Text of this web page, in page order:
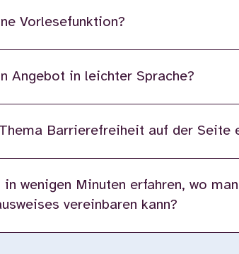
Vorlesefunktion?
Angebot in leichter Sprache?
Barrierefreiheit auf der Seite
in wenigen Minuten erfahren, wo
vereinbaren kann?